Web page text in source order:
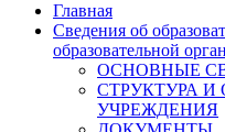
Главная
Сведения об
образовательной
ОСНОВНЫЕ
СТРУКТУРА И
УЧРЕЖДЕНИЯ